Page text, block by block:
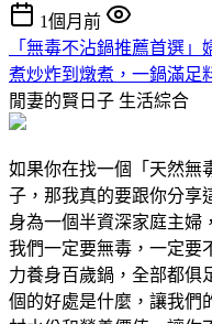
1個月前
「無毒不沾鍋推薦首選
煮炒炸到燉煮，一鍋滿足
閒妻的賢日子 生活綜合
如果你在找一個「天然無
子，那我真的要跟你分享
身為一個半資深家庭主婦
我們一定要無毒，一定要
力養身百歲鍋，全部都俱
個的好處是什麼，讓我們